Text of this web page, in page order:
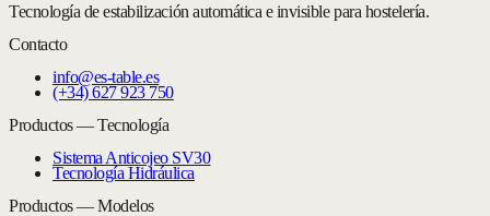
Tecnología de estabilización automática e invisible para hostelería.
Contacto
info@es-table.es
(+34) 627 923 750
Productos — Tecnología
Sistema Anticojeo SV30
Tecnología Hidráulica
Productos — Modelos